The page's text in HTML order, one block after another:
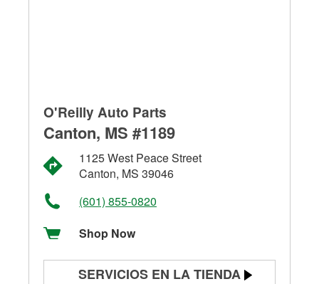
O'Reilly Auto Parts
Canton, MS #1189
1125 West Peace Street
Canton, MS 39046
(601) 855-0820
Shop Now
SERVICIOS EN LA TIENDA